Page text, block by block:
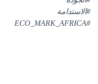
#الاستدامة
#ECO_MARK_AFRICA